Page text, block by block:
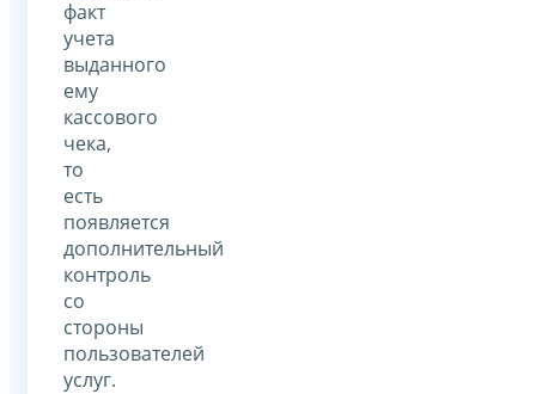
факт
учета
выданного
ему
кассового
чека,
то
есть
появляется
дополнительный
контроль
со
стороны
пользователей
услуг.